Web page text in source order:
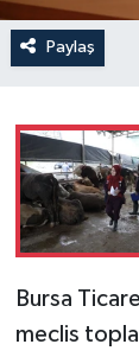
Paylaş
Bursa
meclis